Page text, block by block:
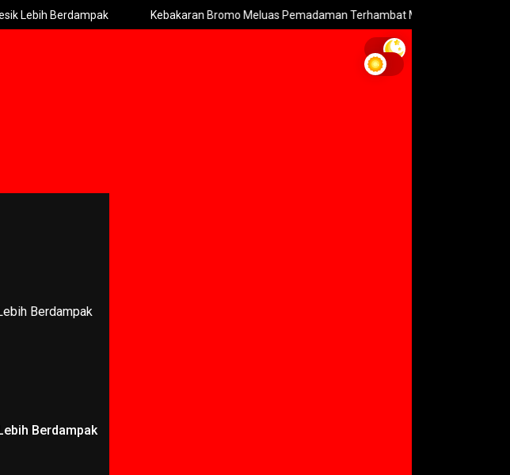
Kebakaran Bromo Meluas Pemadaman Terhambat Medan Terjal
Berdampak